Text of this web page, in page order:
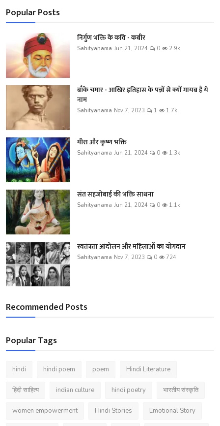
Popular Posts
निर्गुण भक्ति के कवि - कबीर
Sahityanama Jun 21, 2024 0 2.9k
बाँके चमार - आखिर इतिहास के पन्नों से क्यों गायब है ये
नाम
Sahityanama Nov 7, 2023 1 1.7k
मीरा और कृष्ण भक्ति
Sahityanama Jun 21, 2024 0 1.3k
संत सहजोबाई की भक्ति साधना
Sahityanama Jun 21, 2024 0 1.1k
स्वतंत्रता आंदोलन और महिलाओं का योगदान
Sahityanama Nov 7, 2023 0 724
Recommended Posts
Popular Tags
hindi hindi poem poem Hindi Literature
हिंदी साहित्य indian culture hindi poetry भारतीय संस्कृति
women empowerment Hindi Stories Emotional Story